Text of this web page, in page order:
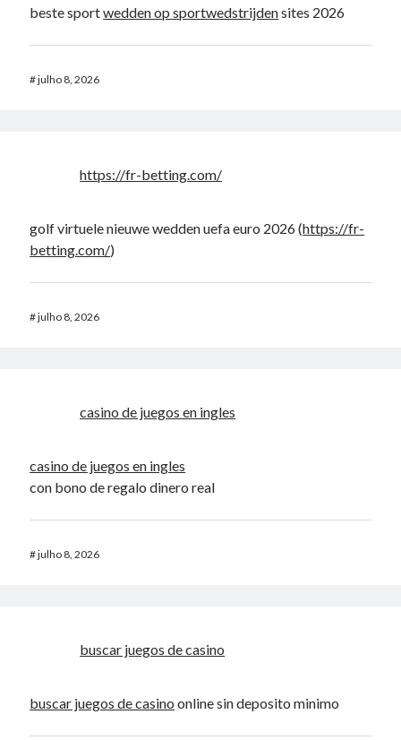
beste sportwedden op sportwedstrijdensites 2026
#julho 8, 2026
https://fr-betting.com/
golf virtuele nieuwe wedden uefa euro 2026 (https://fr-
betting.com/)
#julho 8, 2026
casino de juegos en ingles
casino de juegos en ingles
con bono de regalo dinero real
#julho 8, 2026
buscar juegos de casino
buscar juegos de casino online sin deposito minimo